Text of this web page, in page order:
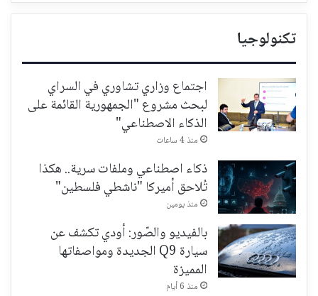
تكنولوجيا
اجتماع وزاري تشاوري في السراي
لبحث مشروع "الجمهورية القائمة على
الذكاء الاصطناعي"
منذ 4 ساعات
ذكاء اصطناعي وملفات سرية.. هكذا
تُلاحق أميركا "ناشطي فلسطين"
منذ يومين
بالفيديو والصّور: أودي تكشف عن
سيارة Q9 الجديدة ومواصفاتها
المميزة
منذ 6 أيام